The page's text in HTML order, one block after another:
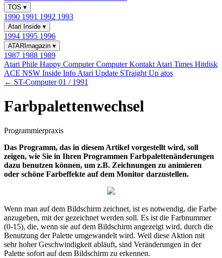
TOS ▾
1990 1991 1992 1993
Atari Inside ▾
1994 1995 1996
ATARImagazin ▾
1987 1988 1989
Atari Phile Happy ComputerComputer Kontakt Atari Times Hitdisk
ACE NSW Inside Info Atari Update STraight Up atos
← ST-Computer 01 / 1991
Farbpalettenwechsel
Programmierpraxis
Das Programm, das in diesem Artikel vorgestellt wird, soll
zeigen, wie Sie in Ihren Programmen Farbpalettenänderungen
dazu benutzen können, um z.B. Zeichnungen zu animieren
oder schöne Farbeffekte auf dem Monitor darzustellen.
Wenn man auf dem Bildschirm zeichnet, ist es notwendig, die Farbe
anzugeben, mit der gezeichnet werden soll. Es ist die Farbnummer
(0-15), die, wenn sie auf dem Bildschirm angezeigt wird, durch die
Benutzung der Palette umgewandelt wird. Weil diese Aktion mit
sehr hoher Geschwindigkeit abläuft, sind Veränderungen in der
Palette sofort auf dem Bildschirm zu erkennen.